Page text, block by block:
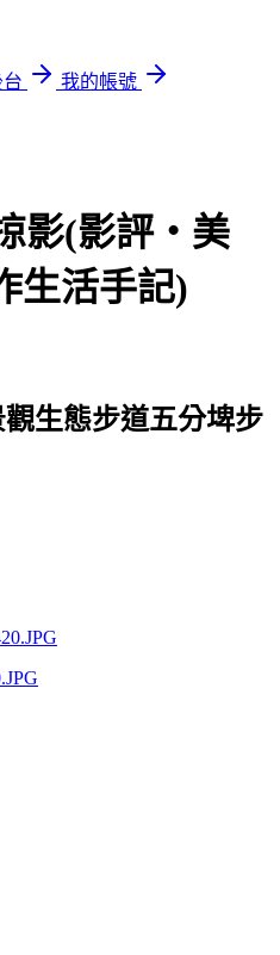
我的帳號
影(影評‧美
生活手記)
觀生態步道五分埤步